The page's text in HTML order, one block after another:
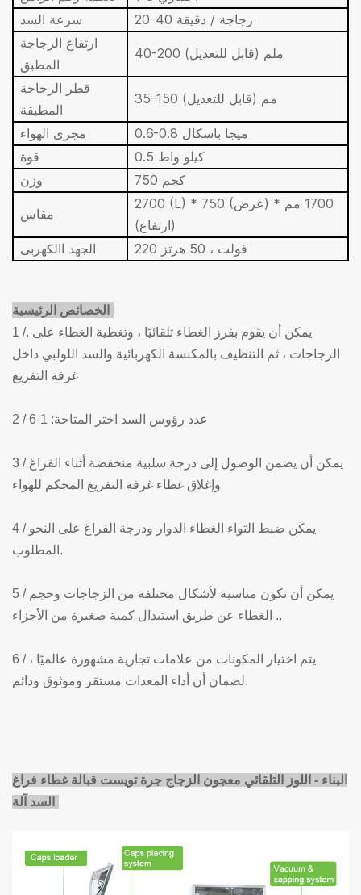
سرعة السد
20-40 زجاجة / دقيقة
ارتفاع الزجاجة
المطبق
40-200 ملم (قابل للتعديل)
قطر الزجاجة
المطبقة
35-150 مم (قابل للتعديل)
مجرى الهواء
0.6-0.8 ميجا باسكال
قوة
0.5 كيلو واط
وزن
750 كجم
مقاس
2700 (L) * 750 (عرض) * 1700 مم
(ارتفاع)
الجهد االكهربى
220 فولت ، 50 هرتز
1 /. يمكن أن يقوم بفرز الغطاء تلقائيًا ، وتغطية الغطاء على
الزجاجات ، ثم التنظيف بالمكنسة الكهربائية والسد اللولبي داخل
غرفة التفريغ
2 / عدد رؤوس السد اختر المتاحة: 1-6
3 / يمكن أن يضمن الوصول إلى درجة سلبية منخفضة أثناء الفراغ
وإغلاق غطاء غرفة التفريغ المحكم للهواء
4 / يمكن ضبط التواء الغطاء الدوار ودرجة الفراغ على النحو
المطلوب.
5 / يمكن أن تكون مناسبة لأشكال مختلفة من الزجاجات وحجم
الغطاء عن طريق استبدال كمية صغيرة من الأجزاء ..
6 / يتم اختيار المكونات من علامات تجارية مشهورة عالميًا ،
لضمان أن أداء المعدات مستقر وموثوق ودائم.
البناء - اللوز التلقائي معجون الزجاج جرة تويست قبالة غطاء فراغ